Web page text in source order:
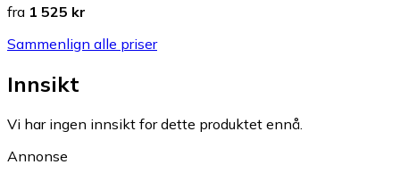
fra 1 525 kr
Sammenlign alle priser
Innsikt
Vi har ingen innsikt for dette produktet ennå.
Annonse